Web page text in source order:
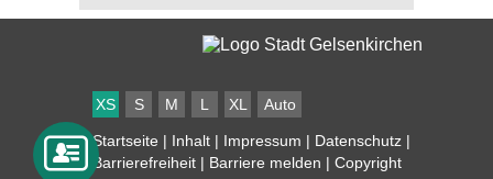
XS S M L XL Auto
Startseite | Inhalt | Impressum | Datenschutz |
Barrierefreiheit | Barriere melden | Copyright